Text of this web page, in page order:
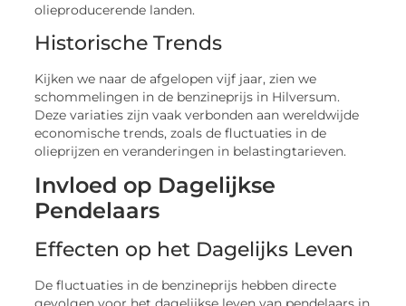
olieproducerende landen.
Historische Trends
Kijken we naar de afgelopen vijf jaar, zien we
schommelingen in de benzineprijs in Hilversum.
Deze variaties zijn vaak verbonden aan wereldwijde
economische trends, zoals de fluctuaties in de
olieprijzen en veranderingen in belastingtarieven.
Invloed op Dagelijkse
Pendelaars
Effecten op het Dagelijks Leven
De fluctuaties in de benzineprijs hebben directe